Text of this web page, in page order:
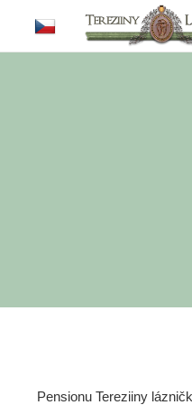
Pensionu Tereziiny